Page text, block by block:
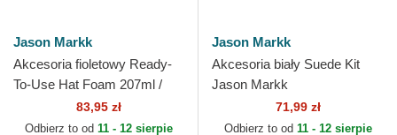
Jason Markk
Akcesoria fioletowy Ready-
To-Use Hat Foam 207ml /
7oz Jason Markk
83,95 zł
Odbierz to od 11 - 12 sierpie
Jason Markk
Akcesoria biały Suede Kit
Jason Markk
71,99 zł
Odbierz to od 11 - 12 sierpie